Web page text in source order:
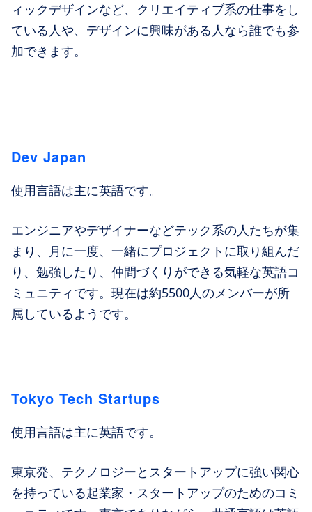
ィックデザインなど、クリエイティブ系の仕事をし
ている人や、デザインに興味がある人なら誰でも参
加できます。
Dev Japan
使用言語は主に英語です。
エンジニアやデザイナーなどテック系の人たちが集
まり、月に一度、一緒にプロジェクトに取り組んだ
り、勉強したり、仲間づくりができる気軽な英語コ
ミュニティです。現在は約5500人のメンバーが所
属しているようです。
Tokyo Tech Startups
使用言語は主に英語です。
東京発、テクノロジーとスタートアップに強い関心
を持っている起業家・スタートアップのためのコミ